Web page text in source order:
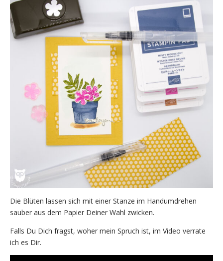
Die Blüten lassen sich mit einer Stanze im Handumdrehen
sauber aus dem Papier Deiner Wahl zwicken.
Falls Du Dich fragst, woher mein Spruch ist, im Video verrate
ich es Dir.